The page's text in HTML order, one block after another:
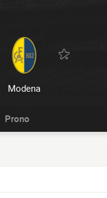
Modena
Prono